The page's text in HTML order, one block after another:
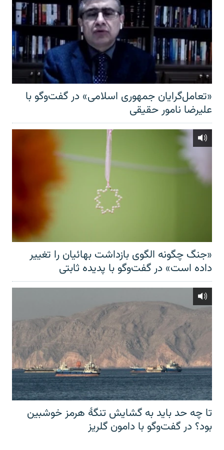
«تعامل‌گرایان جمهوری اسلامی» در گفت‌وگو با
علیرضا نامور حقیقی
«جنگ چگونه الگوی بازداشت بهائیان را تغییر
داده است» در گفت‌وگو با پدیده ثابتی
تا چه حد باید به گشایش تنگهٔ هرمز خوشبین
بود؟ در گفت‌وگو با دامون گلریز